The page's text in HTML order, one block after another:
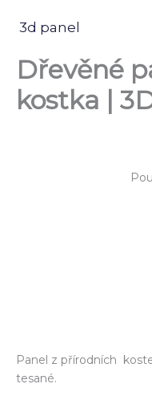
3d panel
Dřevěné
kostka |
Panel z přírodních
tesané.